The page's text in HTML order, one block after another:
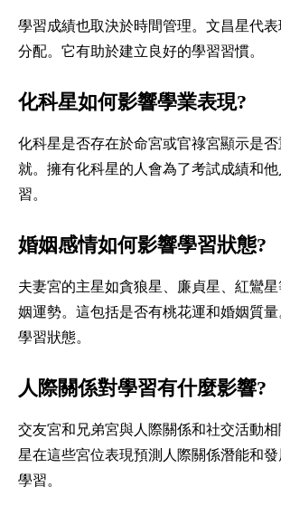
學習成績也取決於時間管理。文昌星代
分配。它有助於建立良好的學習習慣。
化科星如何影響學業表現?
化科星是否存在於命宮或官祿宮顯示是
就。擁有化科星的人會為了考試成績和
習。
婚姻感情如何影響學習狀態?
夫妻宮的主星如貪狼星、廉貞星、紅鸞
姻運勢。這包括是否有桃花運和婚姻質
學習狀態。
人際關係對學習有什麼影響?
交友宮和兄弟宮與人際關係和社交活動
星在這些宮位表現預測人際關係潛能和
學習。